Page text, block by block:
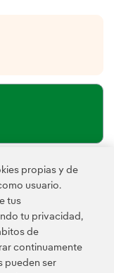
privacidad de la
ventana nueva.
y se aplican la
de servicio de
propias y de
usuario.
tus
tu privacidad,
de
continuamente
pueden ser